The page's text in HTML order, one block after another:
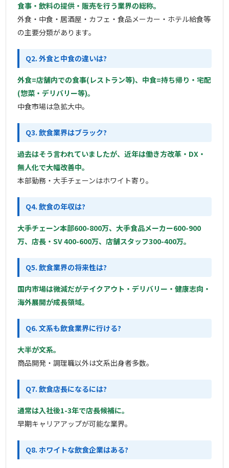
食事・飲料の提供・販売を行う業界の総称。
外食・中食・居酒屋・カフェ・食品メーカー・ホテル給食等
の主要分類があります。
Q2. 外食と中食の違いは?
外食=店舗内での食事(レストラン等)、中食=持ち帰り・宅配
(惣菜・デリバリー等)。
中食市場は急拡大中。
Q3. 飲食業界はブラック?
過去はそう言われていましたが、近年は働き方改革・DX・
無人化で大幅改善中。
本部勤務・大手チェーンはホワイト寄り。
Q4. 飲食の年収は?
大手チェーン本部600-800万、大手食品メーカー600-900
万、店長・SV 400-600万、店舗スタッフ300-400万。
Q5. 飲食業界の将来性は?
国内市場は微減だがテイクアウト・デリバリー・健康志向・
海外展開が成長領域。
Q6. 文系も飲食業界に行ける?
大半が文系。
商品開発・調理職以外は文系出身者多数。
Q7. 飲食店長になるには?
通常は入社後1-3年で店長候補に。
早期キャリアアップが可能な業界。
Q8. ホワイトな飲食企業はある?